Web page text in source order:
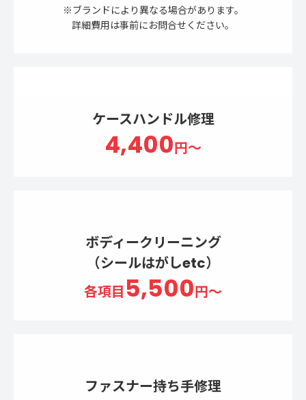
※ブランドにより異なる場合があります。
詳細費用は事前にお問合せください。
ケースハンドル修理
4,400円～
ボディークリーニング
（シールはがしetc）
各項目 5,500円～
ファスナー持ち手修理